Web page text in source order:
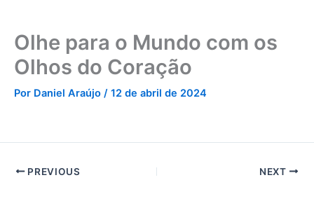
Olhe para o Mundo com os
Olhos do Coração
Por Daniel Araújo / 12 de abril de 2024
PREVIOUS NEXT